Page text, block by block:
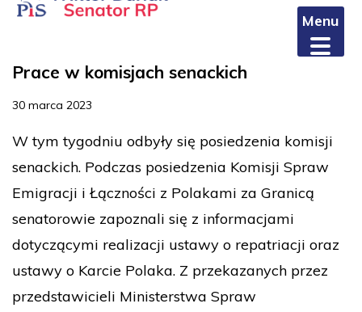
Prace w komisjach senackich
30 marca 2023
W tym tygodniu odbyły się posiedzenia komisji
senackich. Podczas posiedzenia Komisji Spraw
Emigracji i Łączności z Polakami za Granicą
senatorowie zapoznali się z informacjami
dotyczącymi realizacji ustawy o repatriacji oraz
ustawy o Karcie Polaka. Z przekazanych przez
przedstawicieli Ministerstwa Spraw
Menu